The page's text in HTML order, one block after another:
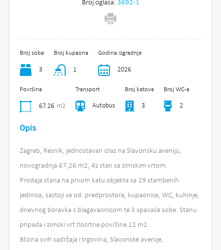
Broj oglasa: 3692-1
Broj soba
3
Broj kupaona
1
Godina izgradnje
2026
Površina
67.26 m2
Transport
Autobus
Broj katova
3
Broj WC-a
2
Opis
Zagreb, Resnik, jednostavan izlaz na Slavonsku aveniju,
novogradnja 67,26 m2, 4s stan sa zimskim vrtom.
Prodaja stana na prvom katu objekta sa 19 stambenih
jedinica, sastoji se od: predprostora, kupaonice, WC, kuhinje,
dnevnog boravka s blagavaonicom te 3 spavaće sobe. Stanu
pripada i zimski vrt tlocrtne površine 12 m2.
Blizina svih sadržaja i trgovina, Slavonske avenije,